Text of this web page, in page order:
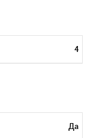
4
Да